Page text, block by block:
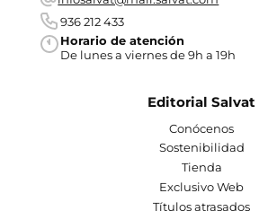
936 212 433
Horario de atención
De lunes a viernes de 9h a 19h
Editorial Salvat
Conócenos
Sostenibilidad
Tienda
Exclusivo Web
Títulos atrasados